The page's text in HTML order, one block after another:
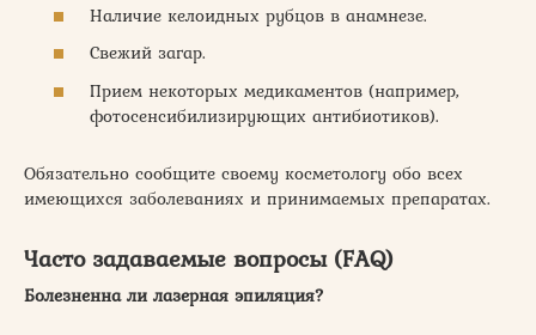
Наличие келоидных рубцов в анамнезе.
Свежий загар.
Прием некоторых медикаментов (например,
фотосенсибилизирующих антибиотиков).
Обязательно сообщите своему косметологу обо всех
имеющихся заболеваниях и принимаемых препаратах.
Часто задаваемые вопросы (FAQ)
Болезненна ли лазерная эпиляция?